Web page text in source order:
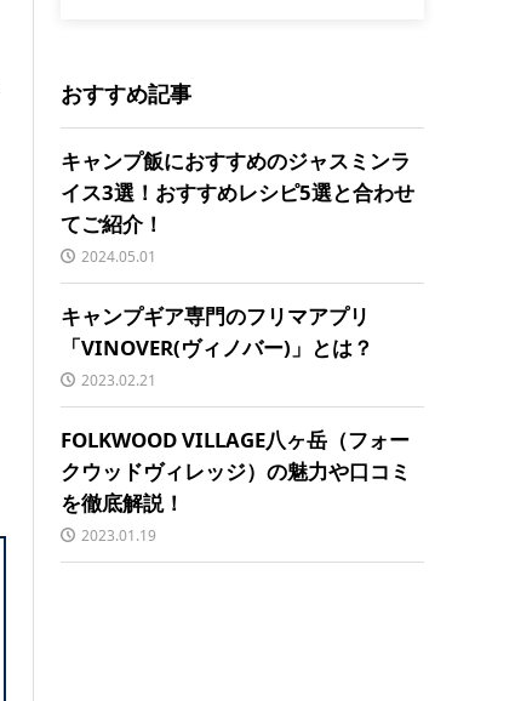
おすすめ記事
キャンプ飯におすすめのジャスミンラ
イス3選！おすすめレシピ5選と合わせ
てご紹介！
2024.05.01
キャンプギア専門のフリマアプリ
「VINOVER(ヴィノバー)」とは？
2023.02.21
FOLKWOOD VILLAGE八ヶ岳（フォー
クウッドヴィレッジ）の魅力や口コミ
を徹底解説！
2023.01.19